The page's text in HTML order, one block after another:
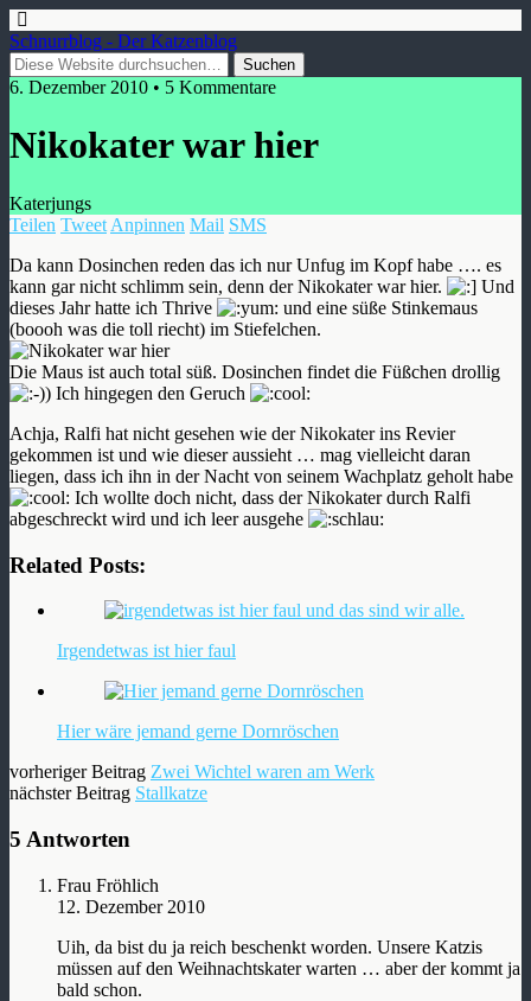
Schnurrblog - Der Katzenblog
6. Dezember 2010 • 5 Kommentare
Nikokater war hier
Katerjungs
Teilen Tweet Anpinnen Mail SMS
Da kann Dosinchen reden das ich nur Unfug im Kopf habe …. es
kann gar nicht schlimm sein, denn der Nikokater war hier.
Und
dieses Jahr hatte ich Thrive
und eine süße Stinkemaus
(boooh was die toll riecht) im Stiefelchen.
Die Maus ist auch total süß. Dosinchen findet die Füßchen drollig
Ich hingegen den Geruch
Achja, Ralfi hat nicht gesehen wie der Nikokater ins Revier
gekommen ist und wie dieser aussieht … mag vielleicht daran
liegen, dass ich ihn in der Nacht von seinem Wachplatz geholt habe
Ich wollte doch nicht, dass der Nikokater durch Ralfi
abgeschreckt wird und ich leer ausgehe
Related Posts:
Irgendetwas ist hier faul
Hier wäre jemand gerne Dornröschen
vorheriger Beitrag Zwei Wichtel waren am Werk
nächster Beitrag Stallkatze
5 Antworten
Frau Fröhlich
12. Dezember 2010
Uih, da bist du ja reich beschenkt worden. Unsere Katzis
müssen auf den Weihnachtskater warten … aber der kommt ja
bald schon.